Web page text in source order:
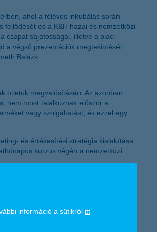
K&H token megújítás
ahol a féléves inkubálás során
és a K&H hazai és nemzetközi
csapat sajátosságai, illetve a piaci
a végső prezentációk megtekintését
Balázs.
ötletük megvalósításán. Az azonban
nem most találkoznak először a
vagy szolgáltatást, és ezzel egy
és értékesítési stratégia kialakítása
kurzus végén a nemzetközi
energiatakarékos módon. Az
mesterséges intelligencia segítségével
hogy kiegészítse, de még inkább
információ a sütikről itt